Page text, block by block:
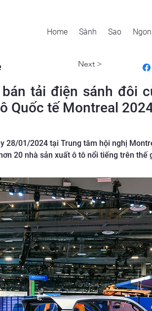
Home Sành Sao Ngon
Next >
tải điện sánh đôi
Quốc tế Montreal
28/01/2024 tại Trung tâm hội nghị
20 nhà sản xuất ô tô nổi tiếng trên thế